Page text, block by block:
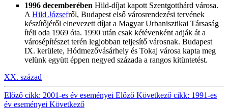
1996 decemberében Hild-díjat kapott Szentgotthárd városa.
A Hild Józsefről, Budapest első városrendezési tervének
készítőjéről elnevezett díjat a Magyar Urbanisztikai Társaság
ítéli oda 1969 óta. 1990 után csak kétévenként adják át a
városépítészet terén legjobban teljesítő városnak. Budapest
IX. kerülete, Hódmezővásárhely és Tokaj városa kapta meg
velünk együtt éppen negyed százada a rangos kitüntetést.
XX. század
Előző cikk: 2001-es év eseményei Előző Következő cikk: 1991-es
év eseményei Következő